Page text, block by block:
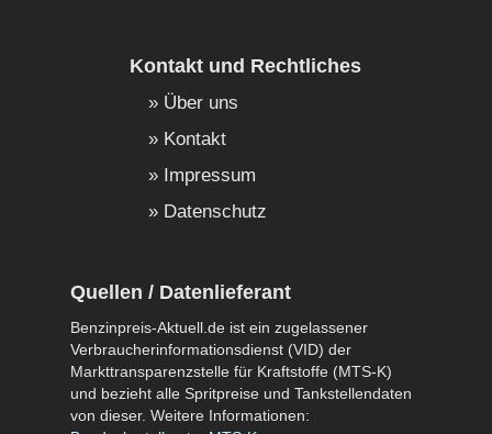
Kontakt und Rechtliches
Über uns
Kontakt
Impressum
Datenschutz
Quellen / Datenlieferant
Benzinpreis-Aktuell.de ist ein zugelassener
Verbraucherinformationsdienst (VID) der
Markttransparenzstelle für Kraftstoffe (MTS-K)
und bezieht alle Spritpreise und Tankstellendaten
von dieser. Weitere Informationen: